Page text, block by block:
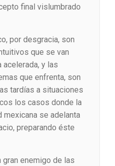
final vislumbrado
por desgracia, son
que se van
y las
que enfrenta, son
tardías a situaciones
los casos donde la
mexicana se adelanta
preparando éste
enemigo de las